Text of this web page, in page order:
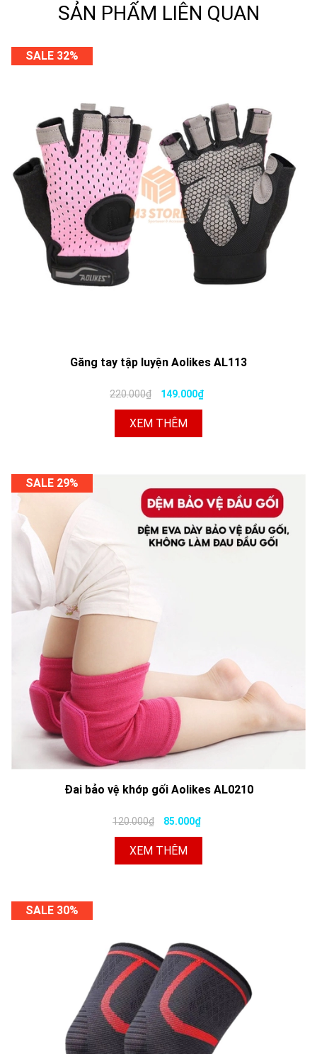
SẢN PHẨM LIÊN QUAN
SALE 32%
Găng tay tập luyện Aolikes AL113
220.000₫ 149.000₫
XEM THÊM
SALE 29%
Đai bảo vệ khớp gối Aolikes AL0210
120.000₫ 85.000₫
XEM THÊM
SALE 30%